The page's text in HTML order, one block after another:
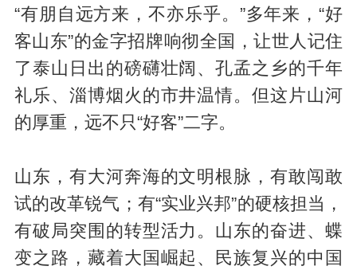
“有朋自远方来，不亦乐乎。”多年来，“好
客山东”的金字招牌响彻全国，让世人记住
了泰山日出的磅礴壮阔、孔孟之乡的千年
礼乐、淄博烟火的市井温情。但这片山河
的厚重，远不只“好客”二字。
山东，有大河奔海的文明根脉，有敢闯敢
试的改革锐气；有“实业兴邦”的硬核担当，
有破局突围的转型活力。山东的奋进、蝶
变之路，藏着大国崛起、民族复兴的中国